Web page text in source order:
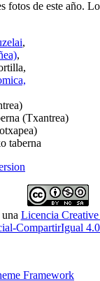
fotos de este año.
,
,
(Txantrea)
taberna
Licencia
CompartirIgual
Framework